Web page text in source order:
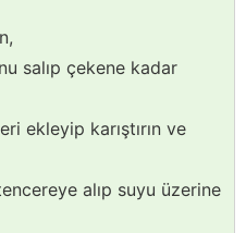
salıp çekene kadar
ekleyip karıştırın ve
alıp suyu üzerine